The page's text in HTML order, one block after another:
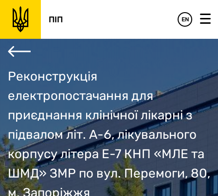
ПІП EN
›
Фінансове обґрунтування Підсумки
Реконструкція
електропостачання для
приєднання клінічної лікарні з
підвалом літ. А-6, лікувального
корпусу літера Е-7 КНП «МЛЕ та
ШМД» ЗМР по вул. Перемоги, 80,
м. Запоріжжя